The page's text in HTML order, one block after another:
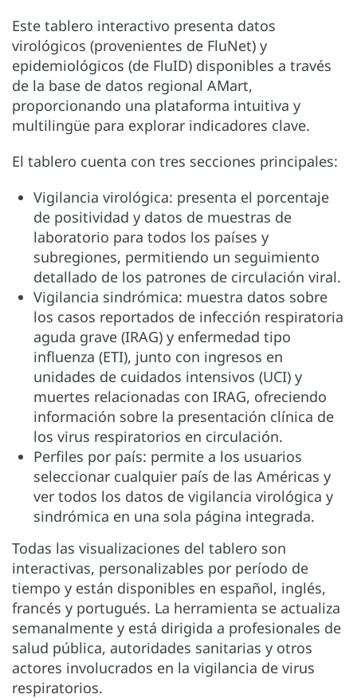
Este tablero interactivo presenta datos
virológicos (provenientes de FluNet) y
epidemiológicos (de FluID) disponibles a través
de la base de datos regional AMart,
proporcionando una plataforma intuitiva y
multilingüe para explorar indicadores clave.
El tablero cuenta con tres secciones principales:
Vigilancia virológica: presenta el porcentaje
de positividad y datos de muestras de
laboratorio para todos los países y
subregiones, permitiendo un seguimiento
detallado de los patrones de circulación viral.
Vigilancia sindrómica: muestra datos sobre
los casos reportados de infección respiratoria
aguda grave (IRAG) y enfermedad tipo
influenza (ETI), junto con ingresos en
unidades de cuidados intensivos (UCI) y
muertes relacionadas con IRAG, ofreciendo
información sobre la presentación clínica de
los virus respiratorios en circulación.
Perfiles por país: permite a los usuarios
seleccionar cualquier país de las Américas y
ver todos los datos de vigilancia virológica y
sindrómica en una sola página integrada.
Todas las visualizaciones del tablero son
interactivas, personalizables por período de
tiempo y están disponibles en español, inglés,
francés y portugués. La herramienta se actualiza
semanalmente y está dirigida a profesionales de
salud pública, autoridades sanitarias y otros
actores involucrados en la vigilancia de virus
respiratorios.